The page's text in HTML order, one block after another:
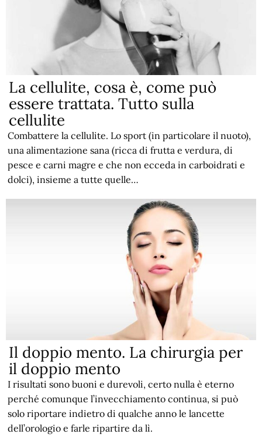
La cellulite, cosa è, come può
essere trattata. Tutto sulla
cellulite
Combattere la cellulite. Lo sport (in particolare il nuoto),
una alimentazione sana (ricca di frutta e verdura, di
pesce e carni magre e che non ecceda in carboidrati e
dolci), insieme a tutte quelle…
Il doppio mento. La chirurgia per
il doppio mento
I risultati sono buoni e durevoli, certo nulla è eterno
perché comunque l’invecchiamento continua, si può
solo riportare indietro di qualche anno le lancette
dell’orologio e farle ripartire da lì.